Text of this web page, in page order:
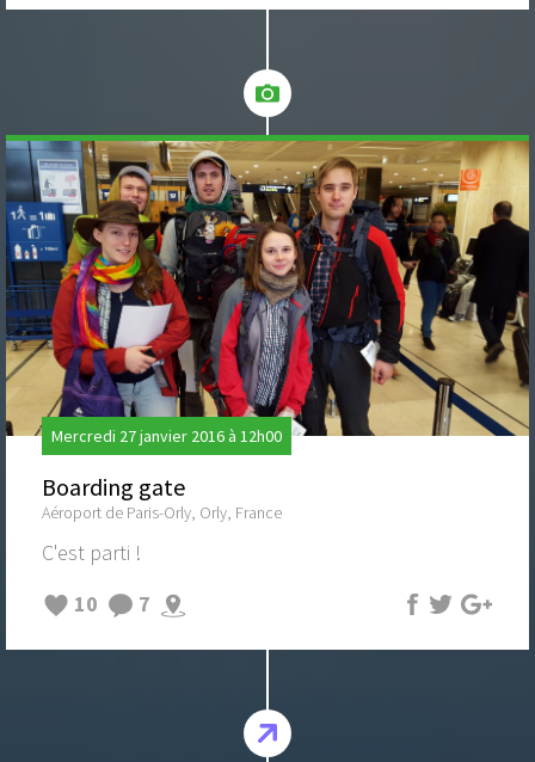
Mercredi 27 janvier 2016 à 12h00
Boarding gate
Aéroport de Paris-Orly, Orly, France
C'est parti !
10
7